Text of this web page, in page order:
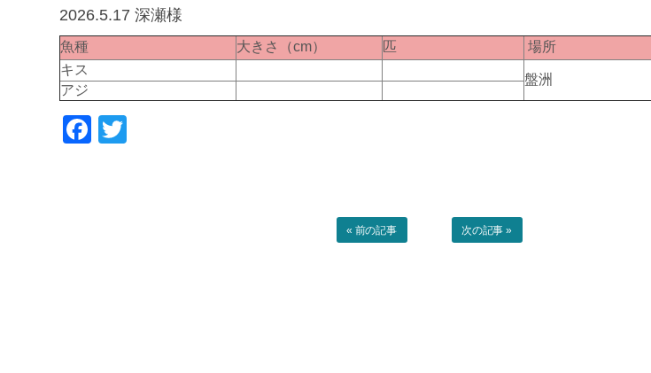
2026.5.17 深瀬様
魚種 大きさ（cm） 匹
場所
キス
盤洲
アジ
Facebook
« 前の記事 次の記事 »